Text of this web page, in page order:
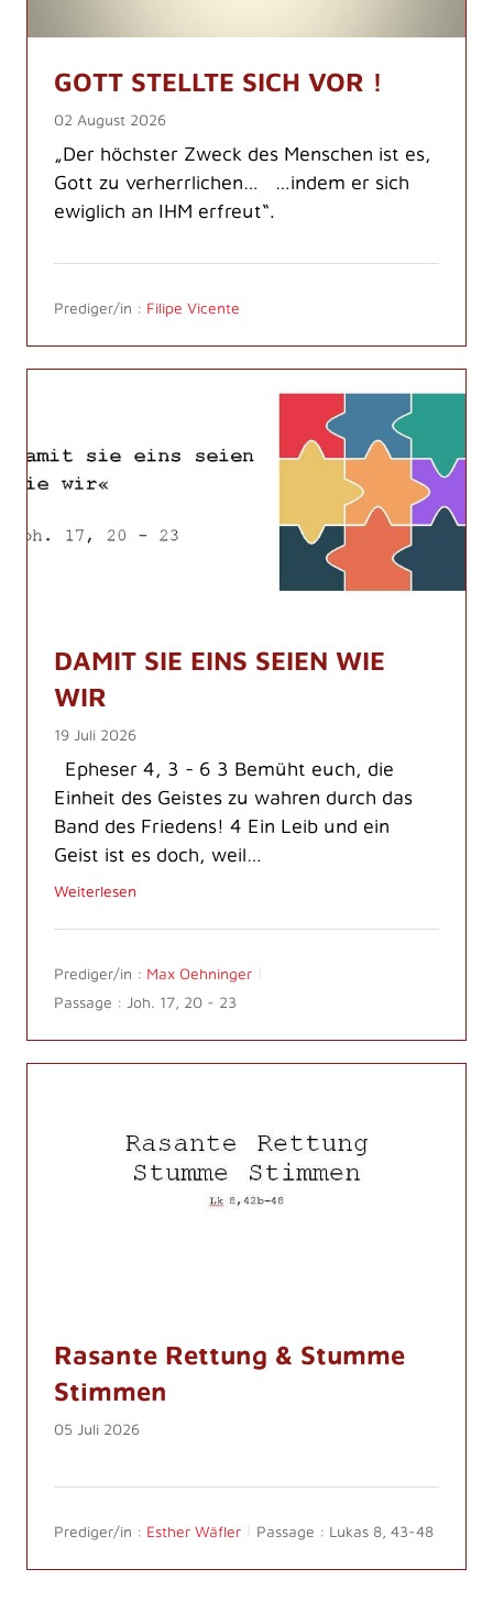
GOTT STELLTE SICH VOR !
02 August 2026
„Der höchster Zweck des Menschen ist es,
Gott zu verherrlichen… …indem er sich
ewiglich an IHM erfreut“.
Prediger/in : Filipe Vicente
DAMIT SIE EINS SEIEN WIE
WIR
19 Juli 2026
Epheser 4, 3 - 6 3 Bemüht euch, die
Einheit des Geistes zu wahren durch das
Band des Friedens! 4 Ein Leib und ein
Geist ist es doch, weil…
Weiterlesen
Prediger/in : Max Oehninger
Passage : Joh. 17, 20 - 23
Rasante Rettung & Stumme
Stimmen
05 Juli 2026
Prediger/in : Esther Wäfler Passage : Lukas 8, 43-48